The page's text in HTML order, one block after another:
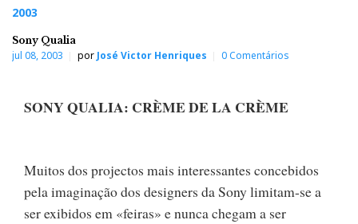
2003
Sony Qualia
jul 08, 2003 por José Victor Henriques 0 Comentários
SONY QUALIA: CRÈME DE LA CRÈME
Muitos dos projectos mais interessantes concebidos
pela imaginação dos designers da Sony limitam-se a
ser exibidos em «feiras» e nunca chegam a ser